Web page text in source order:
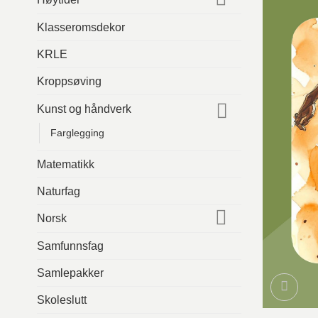
Klasseromsdekor
KRLE
Kroppsøving
Kunst og håndverk
Farglegging
Matematikk
Naturfag
Norsk
Samfunnsfag
Samlepakker
Skoleslutt